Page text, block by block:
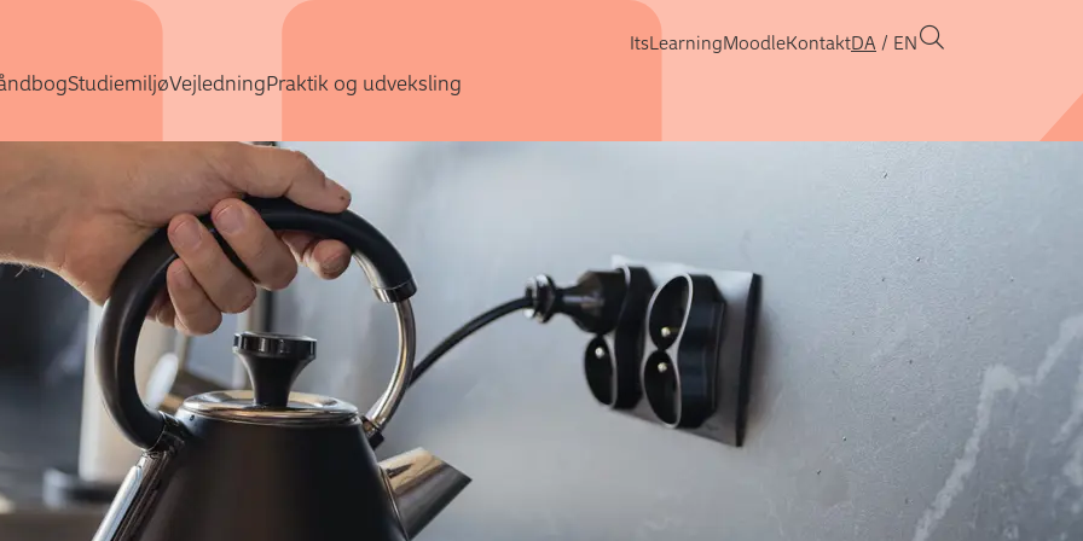
Gå direkte til indhold
StudiemiljøVejledningPraktik og udveksling
ItsLearningMoodleKontaktDA EN